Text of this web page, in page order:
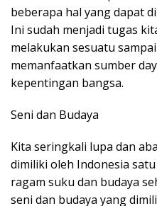
beberapa hal yang dapat
Ini sudah menjadi tugas
melakukan sesuatu
memanfaatkan sumber
kepentingan bangsa.
Seni dan Budaya
Kita seringkali lupa dan
dimiliki oleh Indonesia
ragam suku dan budaya
seni dan budaya yang